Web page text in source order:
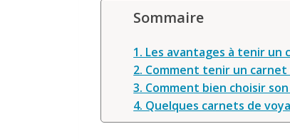
Sommaire
1. Les avantages à tenir un
2. Comment tenir un carnet
3. Comment bien choisir
4. Quelques carnets de